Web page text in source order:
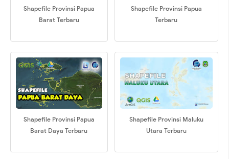
Shapefile Provinsi Papua
Barat Terbaru
Shapefile Provinsi Papua
Terbaru
Shapefile Provinsi Papua
Barat Daya Terbaru
Shapefile Provinsi Maluku
Utara Terbaru